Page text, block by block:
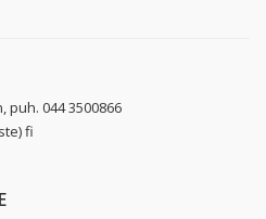
puh. 044 3500866
fi